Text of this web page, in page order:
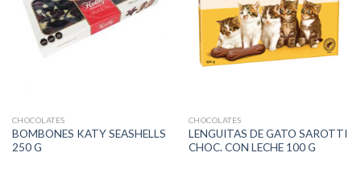
CHOCOLATES
BOMBONES KATY SEASHELLS
250 G
CHOCOLATES
LENGUITAS DE GATO SAROTTI
CHOC. CON LECHE 100 G